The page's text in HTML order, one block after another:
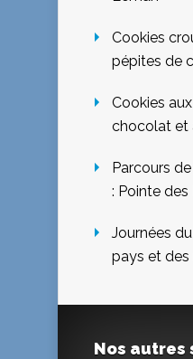
Cookies
pépites de
Cookies
chocolat et
Parcours
: Pointe des
Journées
pays et des
Nos autres